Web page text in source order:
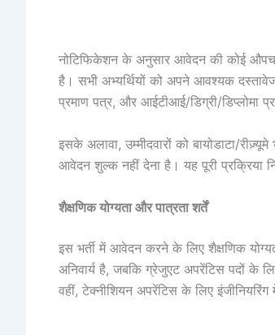
नोटिफिकेशन के अनुसार आवेदन की कोई
है। सभी अभ्यर्थियों को अपने आवश्यक
प्रमाण पत्र, और आईटीआई/डिग्री/डिप्लोमा
इसके अलावा, उम्मीदवारों को बायोडाटा/
आवेदन शुल्क नहीं देना है। यह पूरी प्रक्रिया
शैक्षणिक योग्यता और पात्रता शर्तें
इस भर्ती में आवेदन करने के लिए शैक्षणिक
अनिवार्य है, जबकि ग्रेजुएट अपरेंटिस पदों के
वहीं, टेक्नीशियन अपरेंटिस के लिए